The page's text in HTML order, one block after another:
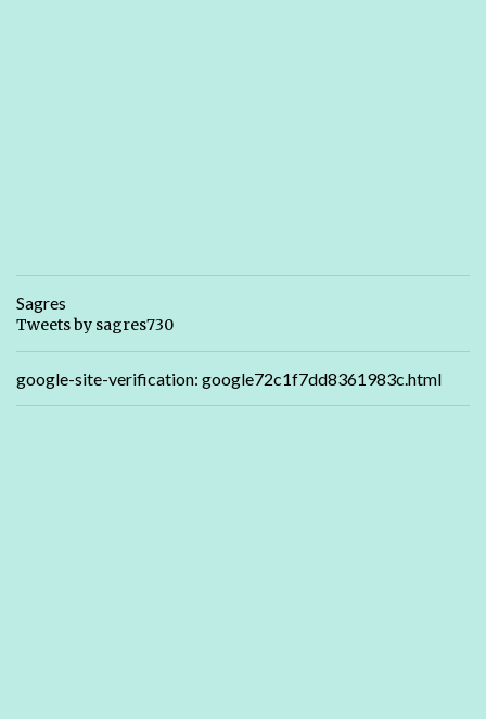
Sagres
Tweets by sagres730
google-site-verification: google72c1f7dd8361983c.html